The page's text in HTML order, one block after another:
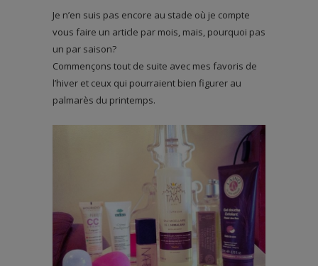
Je n’en suis pas encore au stade où je compte
vous faire un article par mois, mais, pourquoi pas
un par saison?
Commençons tout de suite avec mes favoris de
l’hiver et ceux qui pourraient bien figurer au
palmarès du printemps.